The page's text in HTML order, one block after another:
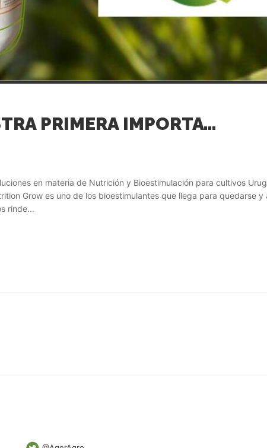
REALIZAMOS NUESTRA PRIMERA IMPORTACIÓN DE NUTRITION GROW EN URUGUAY
en materia de Nutrición y Bioestimulación para cultivos
Grow es uno de los bioestimulantes que llega para quedarse
rinde...